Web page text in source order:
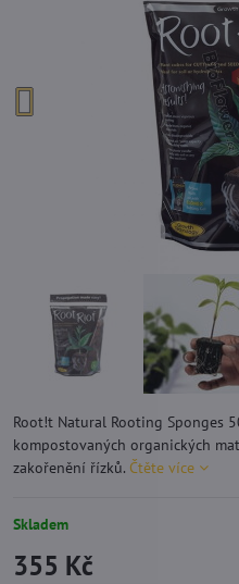
Root!t Natural Rooting Sponges
kompostovaných organických
zakořenění řízků. Čtěte více
Skladem
355 Kč